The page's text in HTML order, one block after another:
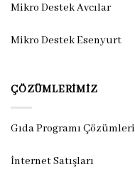
Mikro Destek Avcılar
Mikro Destek Esenyurt
ÇÖZÜMLERIMIZ
Gıda Programı Çözümleri
İnternet Satışları